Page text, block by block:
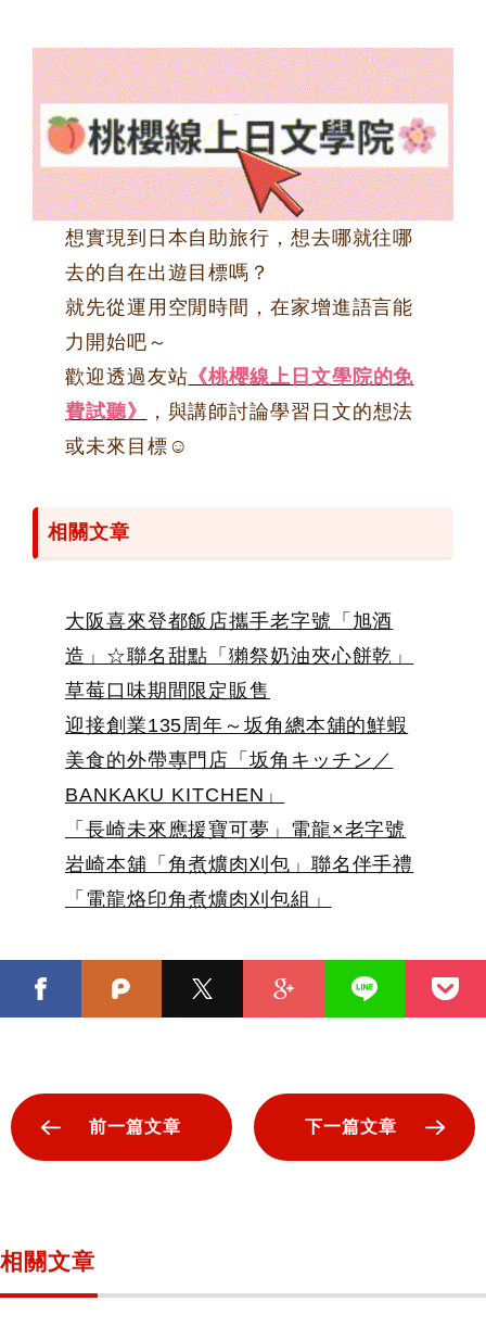
想實現到日本自助旅行，想去哪就往哪
去的自在出遊目標嗎？
就先從運用空閒時間，在家增進語言能
力開始吧～
歡迎透過友站 《桃櫻線上日文學院的免
費試聽》
，與講師討論學習日文的想法
或未來目標☺
相關文章
大阪喜來登都飯店攜手老字號「旭酒
造」☆聯名甜點「獺祭奶油夾心餅乾」
草莓口味期間限定販售
迎接創業135周年～坂角總本舖的鮮蝦
美食的外帶專門店「坂角キッチン／
BANKAKU KITCHEN」
「長崎未來應援寶可夢」電龍×老字號
岩崎本舖「角煮爌肉刈包」聯名伴手禮
「電龍烙印角煮爌肉刈包組」
前一篇文章 下一篇文章
相關文章